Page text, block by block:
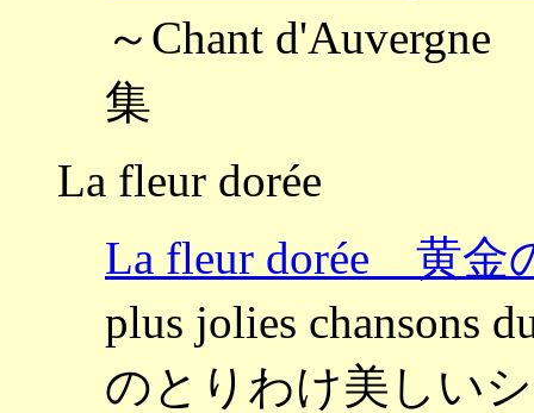
～Chant
集
La fleur dorée
La fleur dorée 黄金
plus jolies chansons
のとりわけ美しい